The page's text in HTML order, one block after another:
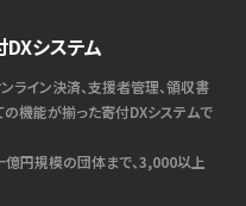
システム
ライン決済、支援者管理、領収書
の機能が揃った寄付DXシステムで
円規模の団体まで、3,000以上